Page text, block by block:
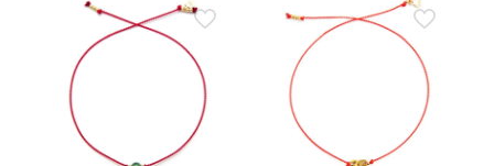
wiele
wariantów.
produktu